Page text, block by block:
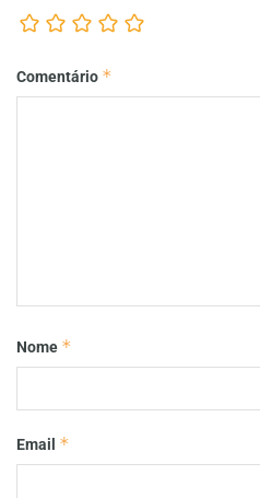
Comentário *
Nome *
Email *